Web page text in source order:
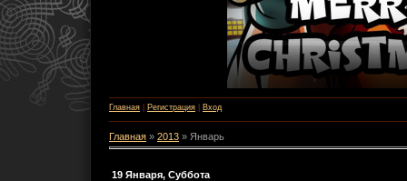
Главная Регистрация Вход
Главная » 2013 » Январь
19 Января, Суббота